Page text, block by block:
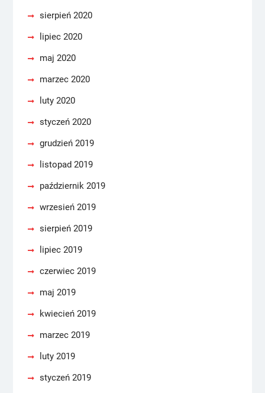
sierpień 2020
lipiec 2020
maj 2020
marzec 2020
luty 2020
styczeń 2020
grudzień 2019
listopad 2019
październik 2019
wrzesień 2019
sierpień 2019
lipiec 2019
czerwiec 2019
maj 2019
kwiecień 2019
marzec 2019
luty 2019
styczeń 2019